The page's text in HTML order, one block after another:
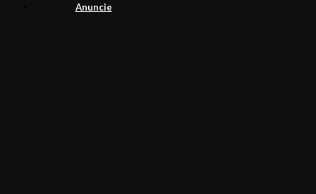
Anuncie